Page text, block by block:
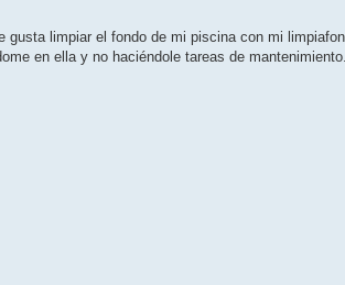
limpiar el fondo de mi piscina con mi
en ella y no haciéndole tareas de mantenimiento.